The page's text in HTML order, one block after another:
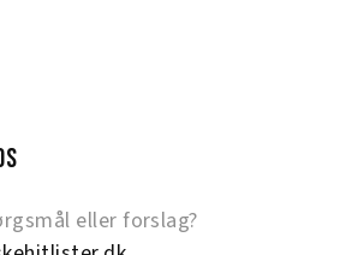
eller forslag?